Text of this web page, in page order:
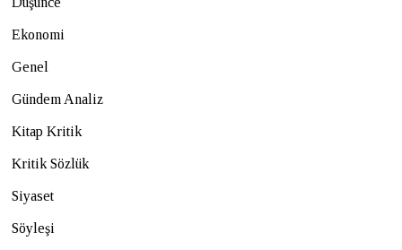
Ekonomi
Genel
Gündem Analiz
Kitap Kritik
Kritik Sözlük
Siyaset
Söyleşi